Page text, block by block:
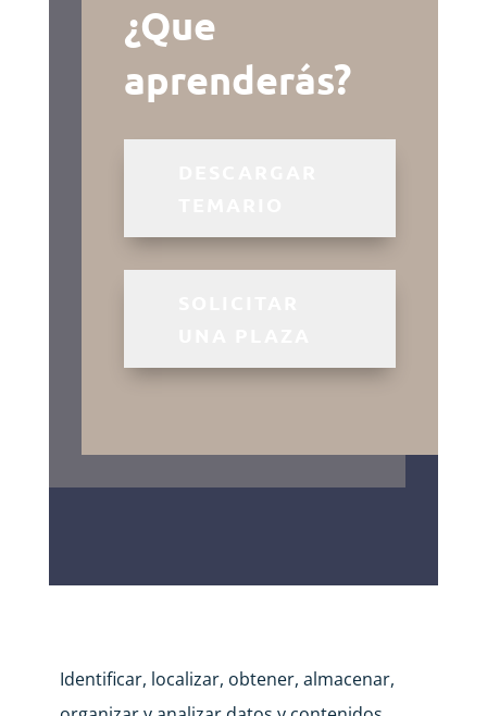
¿Que
aprenderás?
Identificar, localizar, obtener, almacenar,